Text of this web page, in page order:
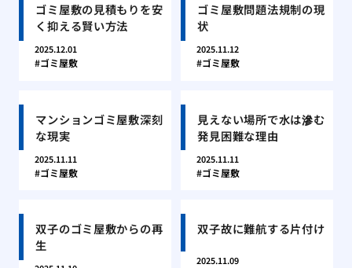
ゴミ屋敷の見積もりを安
く抑える賢い方法
2025.12.01
ゴミ屋敷
ゴミ屋敷問題法規制の現
状
2025.11.12
ゴミ屋敷
マンションゴミ屋敷深刻
な現実
2025.11.11
ゴミ屋敷
見えない場所で水は滲む
発見困難な理由
2025.11.11
ゴミ屋敷
双子のゴミ屋敷からの再
生
双子故に難航する片付け
2025.11.09